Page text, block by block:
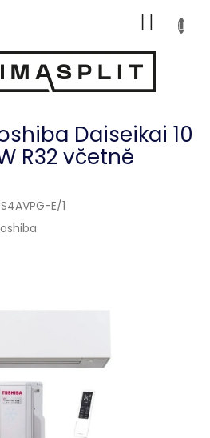
KOŠÍK
Daiseikai 10
R32 včetně
E/1